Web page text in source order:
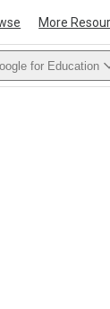
More
for Education